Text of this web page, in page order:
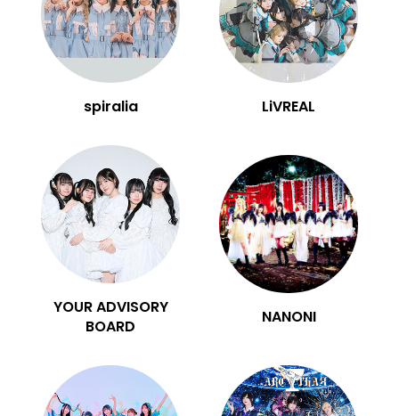
spiralia LiVREAL
YOUR ADVISORY
BOARD
NANONI